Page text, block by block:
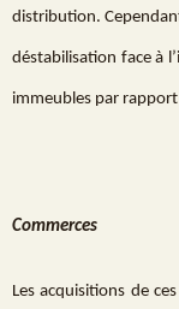
distribution.
déstabilisation face à
immeubles par
Commerces
Les acquisitions de